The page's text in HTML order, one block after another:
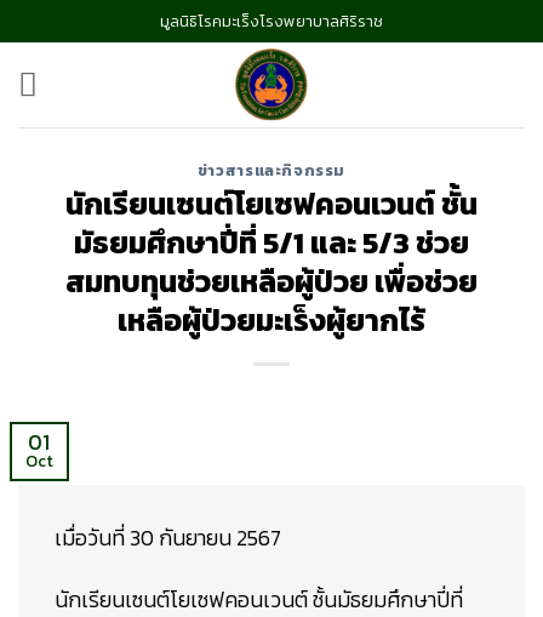
to
content
มูลนิธิโรคมะเร็งโรงพยาบาลศิริราช
ข่าวสารและกิจกรรม
นักเรียนเซนต์โยเซฟคอนเวนต์ ชั้น
มัธยมศึกษาปี่ที่ 5/1 และ 5/3 ช่วย
สมทบทุนช่วยเหลือผู้ป่วย เพื่อช่วย
เหลือผู้ป่วยมะเร็งผู้ยากไร้
01
Oct
เมื่อวันที่ 30 กันยายน 2567
นักเรียนเซนต์โยเซฟคอนเวนต์ ชั้นมัธยมศึกษาปี่ที่